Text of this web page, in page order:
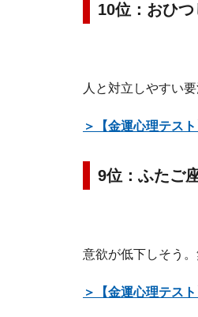
10位：おひつ
人と対立しやすい
＞【金運心理テス
9位：ふたご
意欲が低下しそう
＞【金運心理テス